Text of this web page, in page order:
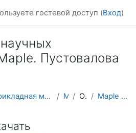
гостевой доступ (Вход)
Пустовалова
Прикладная математика и информатика Maple Общее Maple 2025.1. Скачать